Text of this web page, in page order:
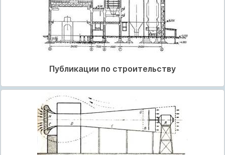
Публикации по строительству